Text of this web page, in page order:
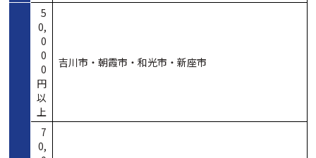
5
0,
0
0
0
円
以
上
吉川市・ 朝霞市・ 和光市・ 新座市
7
0,